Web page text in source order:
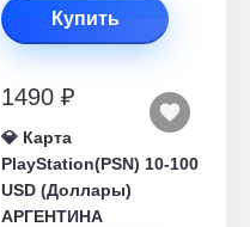
Купить
1490 ₽
💎 Карта
PlayStation(PSN) 10-100
USD (Доллары)
АРГЕНТИНА